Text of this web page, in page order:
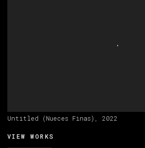
Untitled (Nueces Finas), 2022
VIEW WORKS